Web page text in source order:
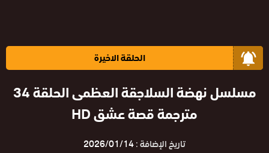
الحلقة الاخيرة
مسلسل نهضة السلاجقة العظمى الحلقة 34
مترجمة قصة عشق HD
تاريخ الإضافة :2026/01/14